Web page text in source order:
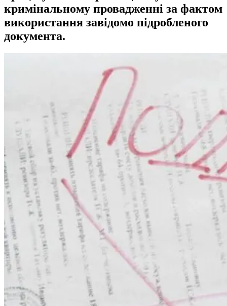
кримінальному провадженні за фактом
використання завідомо підробленого
документа.